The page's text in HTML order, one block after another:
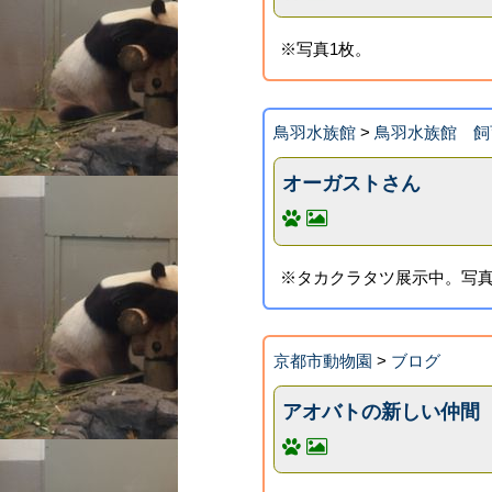
※写真1枚。
鳥羽水族館 > 鳥羽水族館 飼
オーガストさん
※タカクラタツ展示中。写真
京都市動物園 > ブログ
アオバトの新しい仲間